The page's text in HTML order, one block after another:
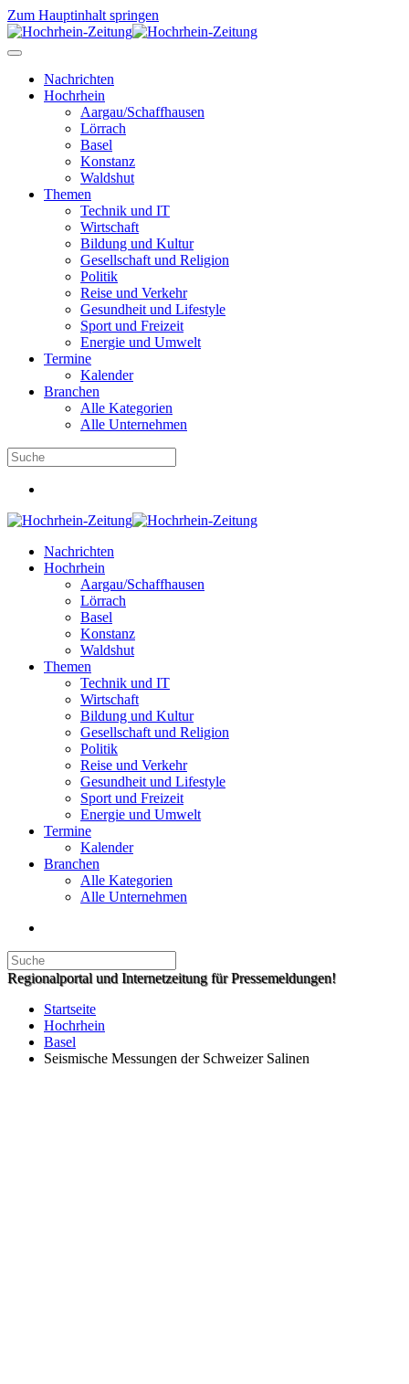
Zum Hauptinhalt springen
Nachrichten
Hochrhein
Aargau/Schaffhausen
Lörrach
Basel
Konstanz
Waldshut
Themen
Technik und IT
Wirtschaft
Bildung und Kultur
Gesellschaft und Religion
Politik
Reise und Verkehr
Gesundheit und Lifestyle
Sport und Freizeit
Energie und Umwelt
Termine
Kalender
Branchen
Alle Kategorien
Alle Unternehmen
Nachrichten
Hochrhein
Aargau/Schaffhausen
Lörrach
Basel
Konstanz
Waldshut
Themen
Technik und IT
Wirtschaft
Bildung und Kultur
Gesellschaft und Religion
Politik
Reise und Verkehr
Gesundheit und Lifestyle
Sport und Freizeit
Energie und Umwelt
Termine
Kalender
Branchen
Alle Kategorien
Alle Unternehmen
Regionalportal und Internetzeitung für Pressemeldungen!
Startseite
Hochrhein
Basel
Seismische Messungen der Schweizer Salinen